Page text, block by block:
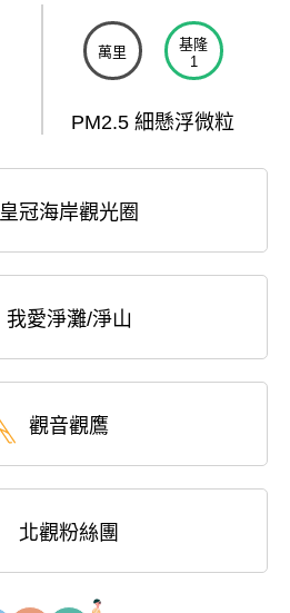
萬里
基隆
1
PM2.5 細懸浮微粒
皇冠海岸觀光圈
我愛淨灘/淨山
觀音觀鷹
北觀粉絲團